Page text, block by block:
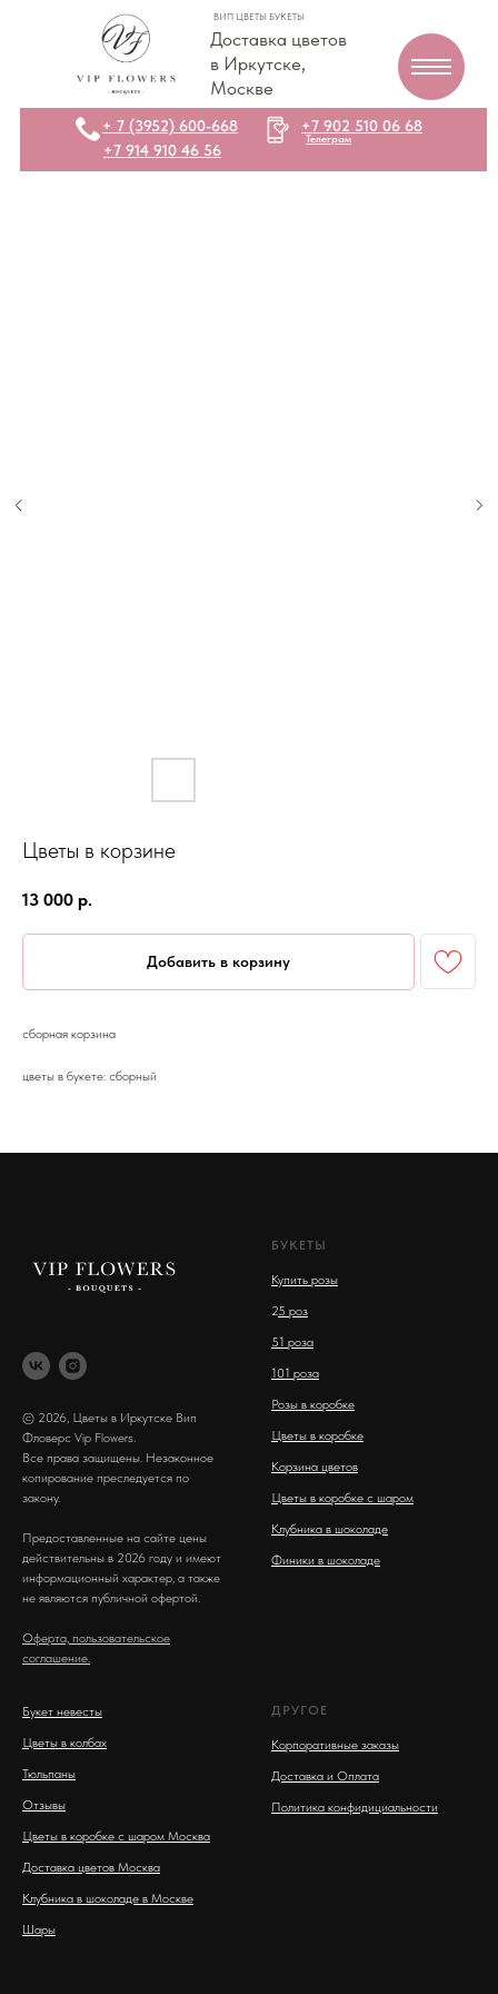
Доставка цветов
в Иркутске,
Москве
ВИП ЦВЕТЫ БУКЕТЫ
+7 914 910 46 56
+7 902 510 06 68
Телеграм
+ 7 (3952) 600-668
Цветы в корзине
13 000 р.
Добавить в корзину
сборная корзина
цветы в букете: сборный
© 2026, Цветы в Иркутске Вип
Фловерс Vip Flowers.
Все права защищены. Незаконное
копирование преследуется по
закону.
Предоставленные на сайте цены
действительны в 2026 году и имеют
информационный характер, а также
не являются публичной офертой.
Оферта, пользовательское
соглашение.
БУКЕТЫ
Купить розы
25 роз
51 роза
101 роза
Розы в коробке
Цветы в коробке
Корзина цветов
Цветы в коробке с шаром
Клубника в шоколаде
Финики в шоколаде
Букет невесты
Цветы в колбах
Тюльпаны
Отзывы
Цветы в коробке с шаром Москва
Доставка цветов Москва
Клубника в шоколаде в Москве
Шары
ДРУГОЕ
Корпоративные заказы
Доставка и Оплата
Политика конфидициальности